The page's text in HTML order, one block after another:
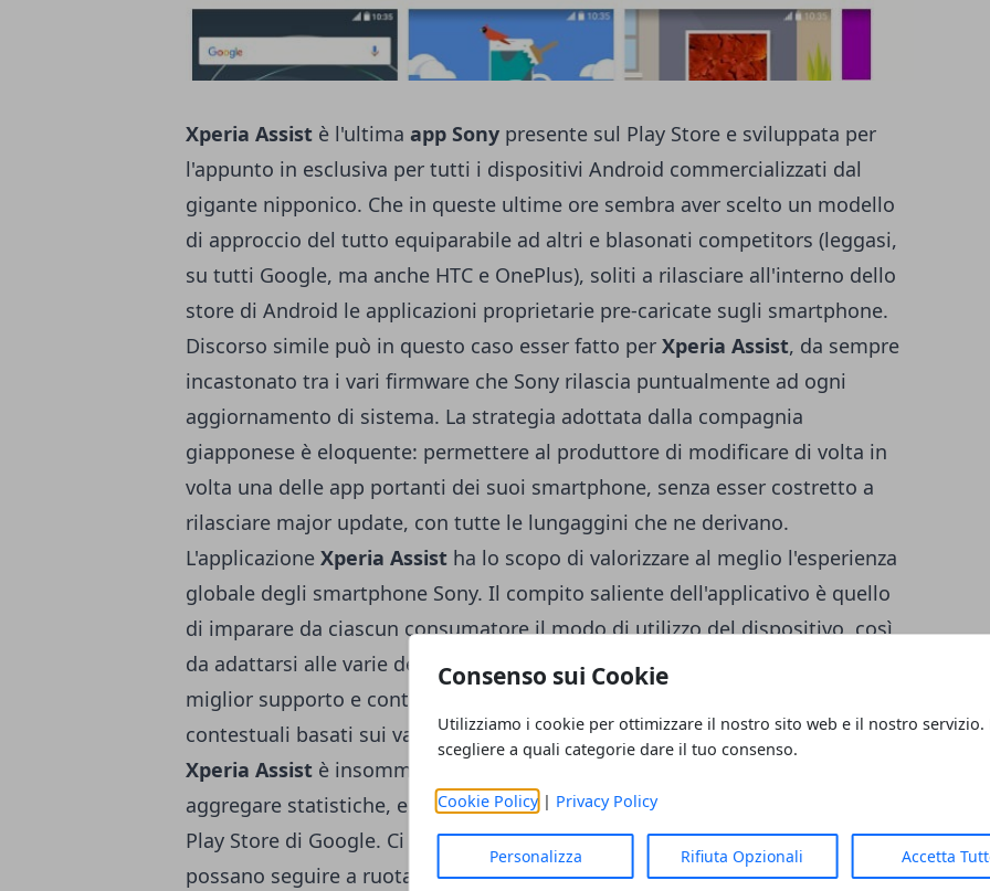
Consenso sui Cookie
Utilizziamo i cookie per ottimizzare il nostro sito web e il nostro servizio.
scegliere a quali categorie dare il tuo consenso.
Cookie Policy| Privacy Policy
Personalizza Rifiuta Opzionali Accetta
Xperia Assist è l'ultima app Sony presente sul Play Store e sviluppata per
l'appunto in esclusiva per tutti i dispositivi Android commercializzati dal
gigante nipponico. Che in queste ultime ore sembra aver scelto un modello
di approccio del tutto equiparabile ad altri e blasonati competitors (leggasi,
su tutti Google, ma anche HTC e OnePlus), soliti a rilasciare all'interno dello
store di Android le applicazioni proprietarie pre-caricate sugli smartphone.
Discorso simile può in questo caso esser fatto per Xperia Assist, da sempre
incastonato tra i vari firmware che Sony rilascia puntualmente ad ogni
aggiornamento di sistema. La strategia adottata dalla compagnia
giapponese è eloquente: permettere al produttore di modificare di volta in
volta una delle app portanti dei suoi smartphone, senza esser costretto a
rilasciare major update, con tutte le lungaggini che ne derivano.
L'applicazione Xperia Assist ha lo scopo di valorizzare al meglio l'esperienza
globale degli smartphone Sony. Il compito saliente dell'applicativo è quello
di imparare da ciascun consumatore il modo di utilizzo del dispositivo, così
da adattarsi alle varie destinazioni d'uso ed esigenze al fine di offrire il
miglior supporto e contributo possibile. Inoltre, offre suggerimenti
contestuali basati sui vari modelli di utilizzo e sull'ambiente del dispositivo.
Xperia Assist è insomma un software di analisi, chiamato a raccogliere ed
aggregare statistiche, e farà dunque il suo approdo ufficiale all'interno del
Play Store di Google. Ci aspettiamo a questo punto che tante altre app Sony
possano seguire a ruota questo nuovo modus operandi, fermo restando che